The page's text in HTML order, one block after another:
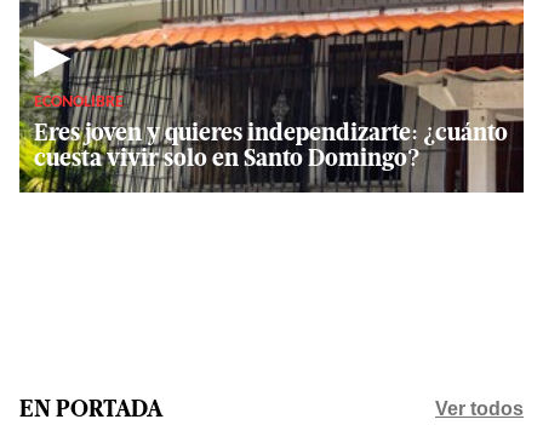
▶
ECONOLIBRE
Eres joven y quieres independizarte: ¿cuánto
cuesta vivir solo en Santo Domingo?
EN PORTADA Ver todos